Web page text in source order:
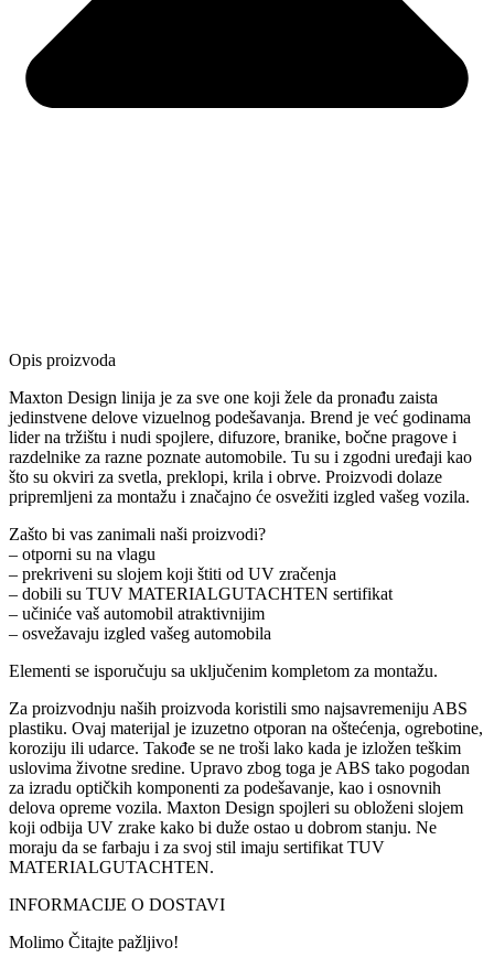
Opis proizvoda
Maxton Design linija je za sve one koji žele da pronađu zaista
jedinstvene delove vizuelnog podešavanja. Brend je već godinama
lider na tržištu i nudi spojlere, difuzore, branike, bočne pragove i
razdelnike za razne poznate automobile. Tu su i zgodni uređaji kao
što su okviri za svetla, preklopi, krila i obrve. Proizvodi dolaze
pripremljeni za montažu i značajno će osvežiti izgled vašeg vozila.
Zašto bi vas zanimali naši proizvodi?
– otporni su na vlagu
– prekriveni su slojem koji štiti od UV zračenja
– dobili su TUV MATERIALGUTACHTEN sertifikat
– učiniće vaš automobil atraktivnijim
– osvežavaju izgled vašeg automobila
Elementi se isporučuju sa uključenim kompletom za montažu.
Za proizvodnju naših proizvoda koristili smo najsavremeniju ABS
plastiku. Ovaj materijal je izuzetno otporan na oštećenja, ogrebotine,
koroziju ili udarce. Takođe se ne troši lako kada je izložen teškim
uslovima životne sredine. Upravo zbog toga je ABS tako pogodan
za izradu optičkih komponenti za podešavanje, kao i osnovnih
delova opreme vozila. Maxton Design spojleri su obloženi slojem
koji odbija UV zrake kako bi duže ostao u dobrom stanju. Ne
moraju da se farbaju i za svoj stil imaju sertifikat TUV
MATERIALGUTACHTEN.
INFORMACIJE O DOSTAVI
Molimo Čitajte pažljivo!